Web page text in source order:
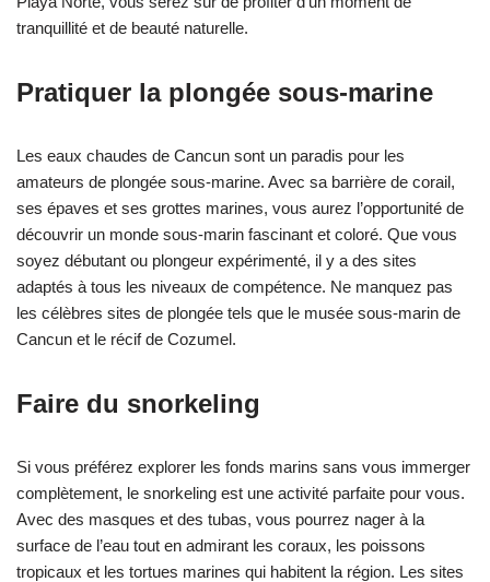
tranquillité et de beauté naturelle.
Pratiquer la plongée sous-marine
Les eaux chaudes de Cancun sont un paradis pour les
amateurs de plongée sous-marine. Avec sa barrière de corail,
ses épaves et ses grottes marines, vous aurez l’opportunité de
découvrir un monde sous-marin fascinant et coloré. Que vous
soyez débutant ou plongeur expérimenté, il y a des sites
adaptés à tous les niveaux de compétence. Ne manquez pas
les célèbres sites de plongée tels que le musée sous-marin de
Cancun et le récif de Cozumel.
Faire du snorkeling
Si vous préférez explorer les fonds marins sans vous immerger
complètement, le snorkeling est une activité parfaite pour vous.
Avec des masques et des tubas, vous pourrez nager à la
surface de l’eau tout en admirant les coraux, les poissons
tropicaux et les tortues marines qui habitent la région. Les sites